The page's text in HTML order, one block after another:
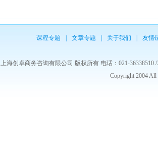
课程专题 文章专题 关于我们 友情
上海创卓商务咨询有限公司 版权所有 电话：021-36338510 /
Copyright 2004 All